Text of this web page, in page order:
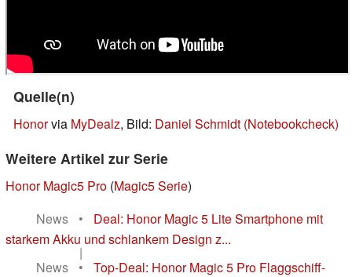
Quelle(n)
Honorvia MyDealz, Bild: Daniel Schmidt (Notebookcheck)
Weitere Artikel zur Serie
Honor Magic5 Pro (Magic5 Serie)
News
•
Deal: Honor Magic 5 Lite Smartphone mit
starkem Akku und schlankem Design z...
|
News
•
Top-Deal: Honor Magic 5 Pro Flaggschiff-